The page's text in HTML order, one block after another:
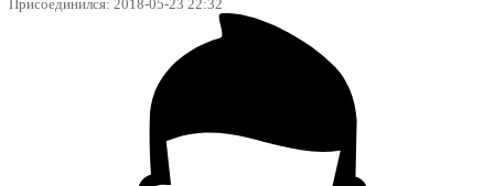
Присоединился: 2018-05-23 22:32